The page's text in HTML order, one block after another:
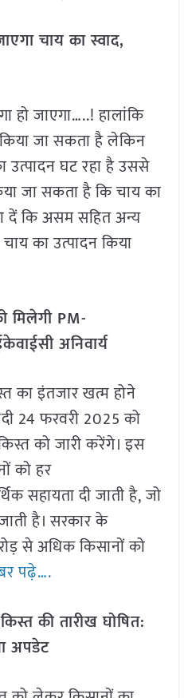
चाय का स्वाद,
हो जाएगा…..! हालांकि
जा सकता है लेकिन
घट रहा है उससे
जा सकता है कि चाय का
दें कि असम सहित अन्य
चाय का उत्पादन किया
मिलेगी PM-
अनिवार्य
का इंतजार खत्म होने
24 फरवरी 2025 को
को जारी करेंगे। इस
को हर
सहायता दी जाती है, जो
है। सरकार के
से अधिक किसानों को
पढ़े….
की तारीख घोषित:
अपडेट